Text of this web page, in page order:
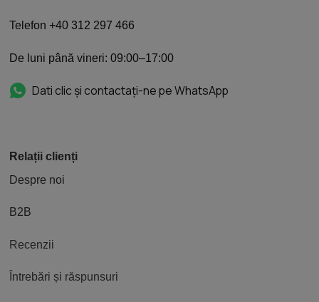
Telefon +40 312 297 466
De luni până vineri: 09:00–17:00
Dati clic și contactați-ne pe WhatsApp
Relații clienți
Despre noi
B2B
Recenzii
Întrebări și răspunsuri